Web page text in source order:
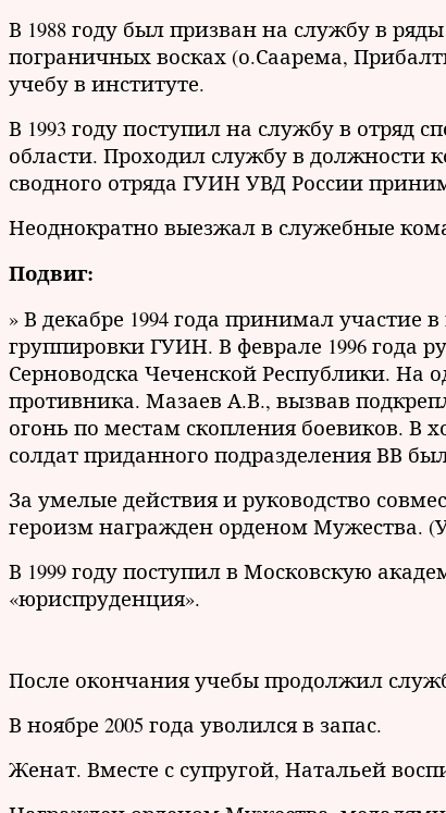
В 1988 году был призван на службу в
пограничных восках (о.Саарема,
учебу в институте.
В 1993 году поступил на службу в отряд
области. Проходил службу в должности
сводного отряда ГУИН УВД России
Неоднократно выезжал в служебные
Подвиг:
» В декабре 1994 года принимал участие
группировки ГУИН. В феврале 1996 года
Серноводска Чеченской Республики. На
противника. Мазаев А.В., вызвав
огонь по местам скопления боевиков. В
солдат приданного подразделения ВВ
За умелые действия и руководство
героизм награжден орденом Мужества.
В 1999 году поступил в Московскую
«юриспруденция».
После окончания учебы продолжил
В ноябре 2005 года уволился в запас.
Женат. Вместе с супругой, Натальей